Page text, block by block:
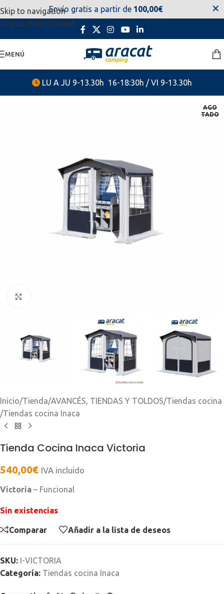
Skip to navigation
Skip to main content
estaremos disponibles. Disculpen las molestias.
MENÚ
LU A JU 9-13.30h 16-18:30h / VI 9-13.30h
Envío gratis a partir de 100,00€ ✕
AGO
TADO
Inicio/Tienda/AVANCÉS, TIENDAS Y TOLDOS/Tiendas cocina
/Tiendas cocina Inaca
Tienda Cocina Inaca Victoria
540,00€ IVA incluido
Victoria – Funcional
Sin existencias
Comparar Añadir a la lista de deseos
SKU: I-VICTORIA
Categoría: Tiendas cocina Inaca